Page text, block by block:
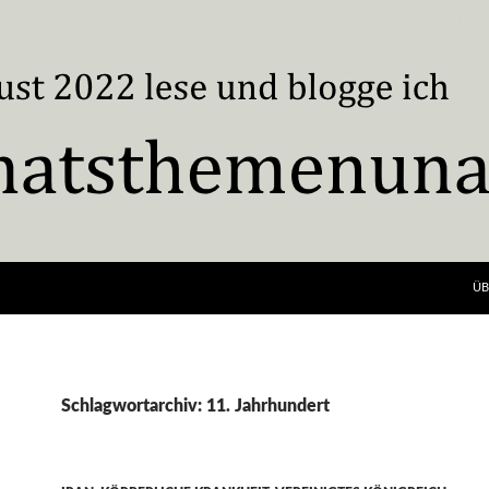
Schlagwortarchiv: 11. Jahrhundert